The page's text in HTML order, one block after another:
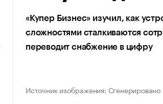
«Купер Бизнес» изучил, как
сложностями сталкиваются
переводит снабжение в цифру
Источник изображения: